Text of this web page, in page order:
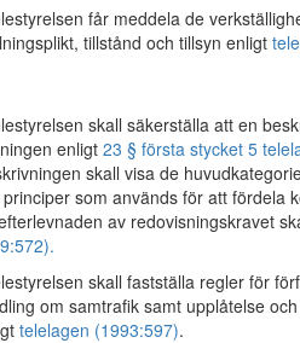
får meddela de
tillstånd och tillsyn enligt
skall säkerställa att en
enligt 23 § första stycket 5
skall visa de
som används för att fördela
av redovisningskravet
skall fastställa regler för
om samtrafik samt upplåtelse
telelagen (1993:597).